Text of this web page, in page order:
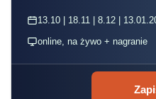
13.10 | 18.11 | 8.12 |
online, na żywo + nagranie